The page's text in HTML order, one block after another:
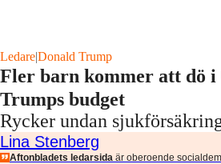
Ledare|Donald Trump
Fler barn kommer att dö i
Trumps budget
Rycker undan
Lina Stenberg
Aftonbladets ledarsida är oberoende